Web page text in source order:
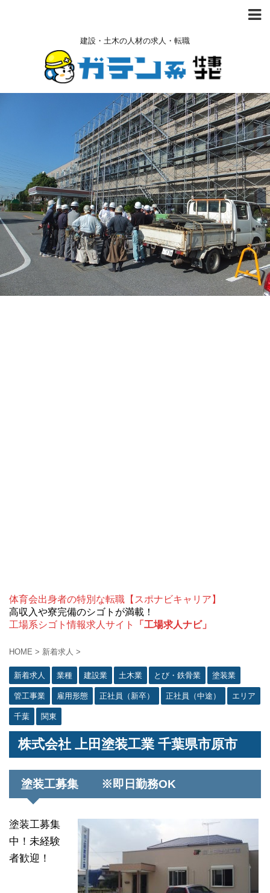
建設・土木の人材の求人・転職
体育会出身者の特別な転職【スポナビキャリア】
高収入や寮完備のシゴトが満載！
工場系シゴト情報求人サイト
「工場求人ナビ」
HOME > 新着求人 >
新着求人 業種 建設業 土木業 とび・鉄骨業 塗装業
管工事業 雇用形態 正社員（新卒） 正社員（中途） エリア
千葉 関東
株式会社 上田塗装工業 千葉県市原市
塗装工募集 ※即日勤務OK
塗装工募集
中！未経験
者歓迎！